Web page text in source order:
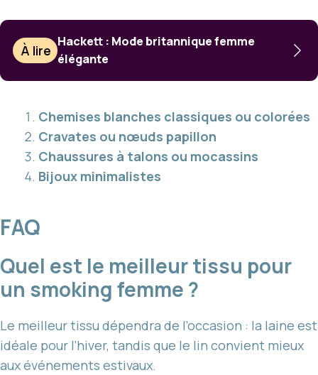
À lire
Hackett : Mode britannique femme
élégante
Chemises blanches classiques ou colorées
Cravates ou nœuds papillon
Chaussures à talons ou mocassins
Bijoux minimalistes
FAQ
Quel est le meilleur tissu pour
un smoking femme ?
Le meilleur tissu dépendra de l’occasion : la laine est
idéale pour l’hiver, tandis que le lin convient mieux
aux événements estivaux.